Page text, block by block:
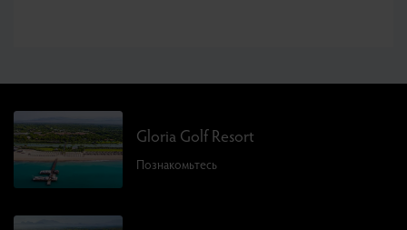
Gloria Golf Resort
Познакомьтесь